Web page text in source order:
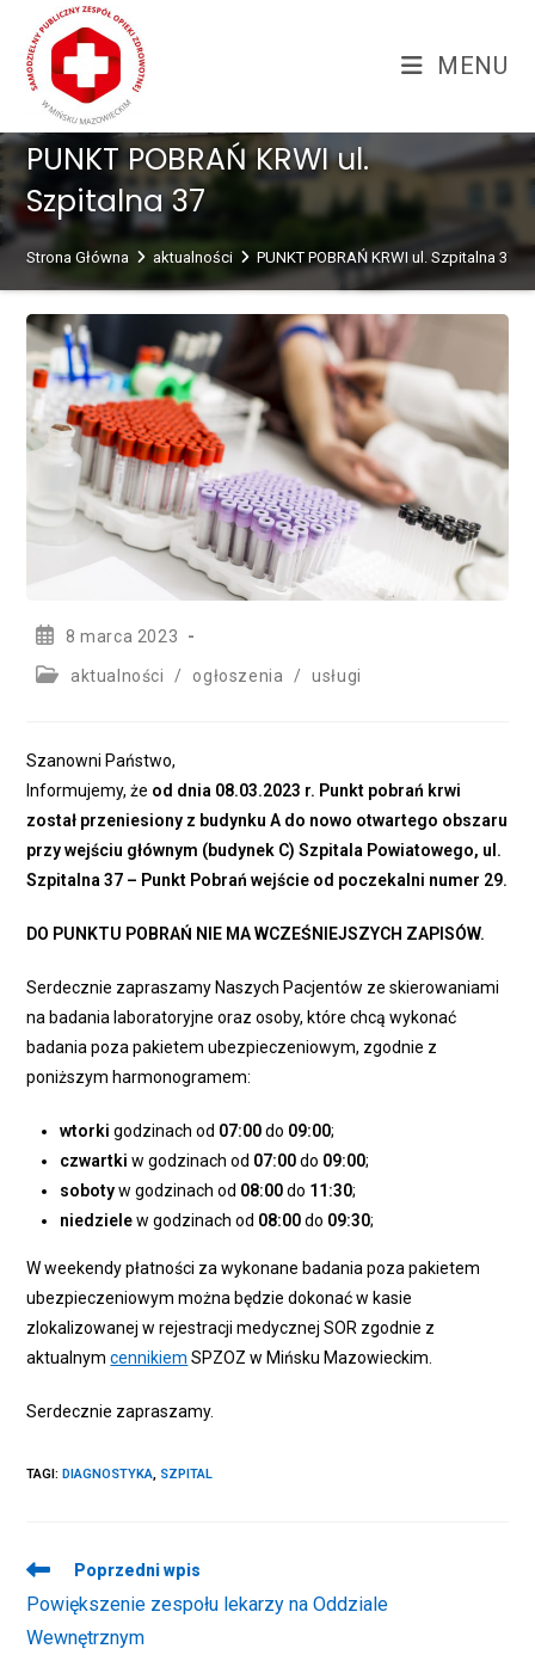
treści
content
MENU
PUNKT POBRAŃ KRWI ul.
Szpitalna 37
Strona Główna aktualności PUNKT POBRAŃ KRWI ul. Szpitalna 37
Post8 marca 2023
Postaktualności / ogłoszenia / usługi
Szanowni Państwo,
Informujemy, że od dnia 08.03.2023 r. Punkt pobrań krwi
został przeniesiony z budynku A do nowo otwartego obszaru
przy wejściu głównym (budynek C) Szpitala Powiatowego, ul.
Szpitalna 37 – Punkt Pobrań wejście od poczekalni numer 29.
DO PUNKTU POBRAŃ NIE MA WCZEŚNIEJSZYCH ZAPISÓW.
Serdecznie zapraszamy Naszych Pacjentów ze skierowaniami
na badania laboratoryjne oraz osoby, które chcą wykonać
badania poza pakietem ubezpieczeniowym, zgodnie z
poniższym harmonogramem:
wtorki godzinach od 07:00do 09:00;
czwartki w godzinach od 07:00do 09:00;
sobotyw godzinach od 08:00do 11:30;
niedzielew godzinach od 08:00do 09:30;
W weekendy płatności za wykonane badania poza pakietem
ubezpieczeniowym można będzie dokonać w kasie
zlokalizowanej w rejestracji medycznej SOR zgodnie z
aktualnymcennikiem SPZOZ w Mińsku Mazowieckim.
Serdecznie zapraszamy.
TAGI:DIAGNOSTYKA, SZPITAL
Read
articles
Poprzedni wpis
Powiększenie zespołu lekarzy na Oddziale
Wewnętrznym